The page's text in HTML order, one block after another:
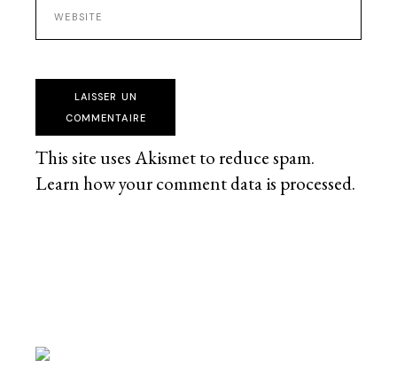
LAISSER UN
COMMENTAIRE
This site uses Akismet to reduce spam.
Learn how your comment data is processed.